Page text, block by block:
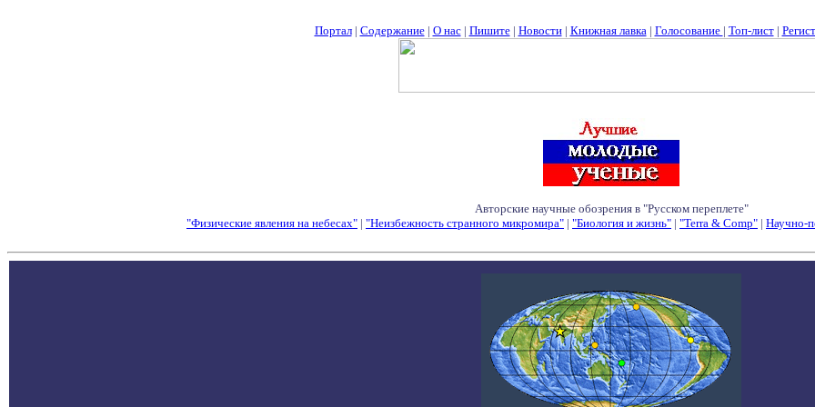
Портал| Содержание| О нас| Пишите| Новости| Книжная лавка| Голосование | Топ-лист|
Авторские научные обозрения в "Русском переплете"
"Физические явления на небесах" | "Неизбежность странного микромира" | "Биология и жизнь" | "Terra & Comp" | Научно-